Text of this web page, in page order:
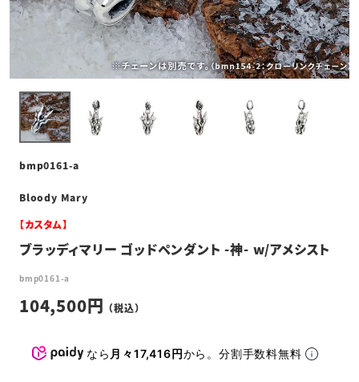
bmp0161-a
Bloody Mary
【カスタム】
ブラッディマリー ゴッドペンダント -神- w/アメシスト
bmp0161-a
104,500
なら 月々17,416円から。分割手数料無料